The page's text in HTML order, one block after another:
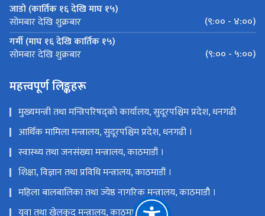
जाडो (कार्तिक १६ देखि माघ १५)
सोमबार देखि शुक्रबार
(९:०० - ४:००)
गर्मी (माघ १६ देखि कार्तिक १५)
सोमबार देखि शुक्रबार (९:०० - ५:००)
महत्त्वपूर्ण लिङ्कहरू
मुख्यमन्त्री तथा मन्त्रिपरिषद्को कार्यालय, सुदूरपश्चिम प्रदेश, धनगढी
आर्थिक मामिला मन्त्रालय, सुदूरपश्चिम प्रदेश, धनगढी ।
स्वास्थ्य तथा जनसंख्या मन्त्रालय, काठमाडौं ।
शिक्षा, विज्ञान तथा प्रविधि मन्त्रालय, काठमाडौं ।
महिला बालबालिका तथा ज्येष्ठ नागरिक मन्त्रालय, काठमाडौै ।
युवा तथा खेलकूद मन्त्रालय, काठमाडौं ।